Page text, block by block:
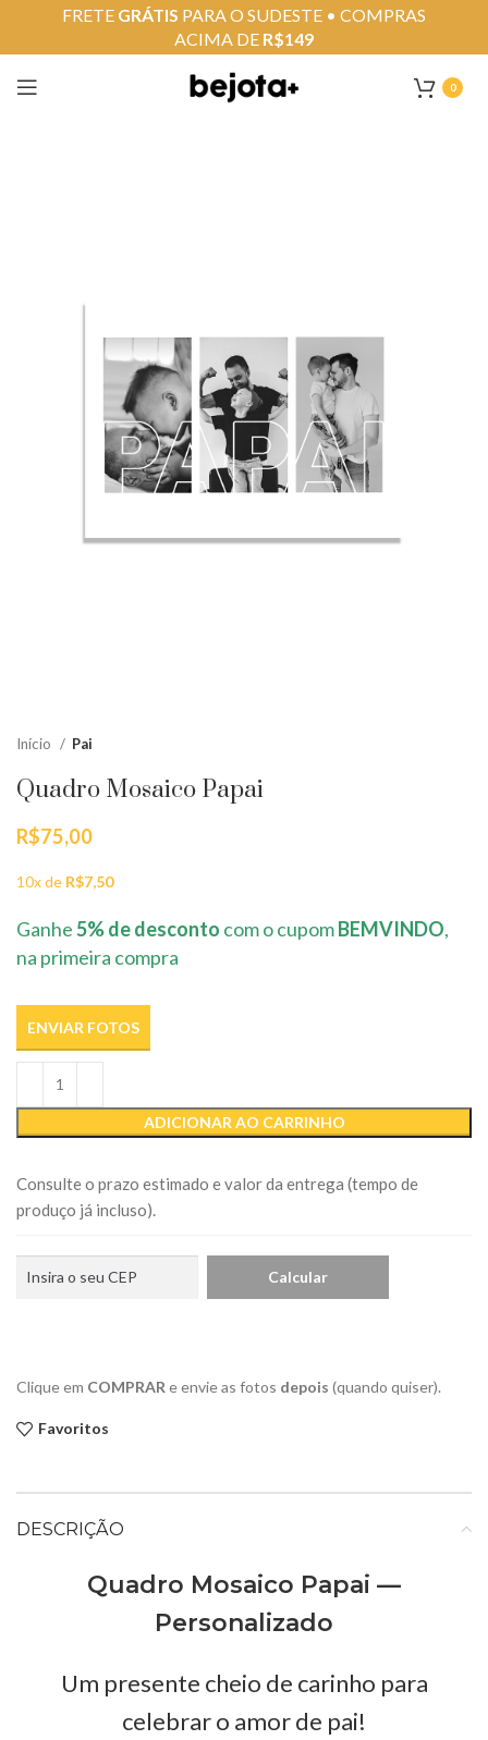
0
Início Pai
Quadro Mosaico Papai
R$75,00
10x de R$7,50
Ganhe5% de desconto com o cupomBEMVINDO,
na primeira compra
ENVIAR FOTOS
ADICIONAR AO CARRINHO
Consulte o prazo estimado e valor da entrega (tempo de
produço já incluso).
Clique em COMPRAR e envie as fotos depois (quando quiser).
Favoritos
DESCRIÇÃO
Quadro Mosaico Papai —
Personalizado
Um presente cheio de carinho para
celebrar o amor de pai!
FRETE GRÁTIS PARA O SUDESTE • COMPRAS
ACIMA DE R$149